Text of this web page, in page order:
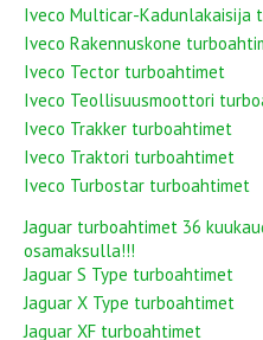
Iveco Multicar-Kadunlakaisija
Iveco Rakennuskone
Iveco Tector turboahtimet
Iveco Teollisuusmoottori
Iveco Trakker turboahtimet
Iveco Traktori turboahtimet
Iveco Turbostar turboahtimet
Jaguar turboahtimet 36
osamaksulla!!!
Jaguar S Type turboahtimet
Jaguar X Type turboahtimet
Jaguar XF turboahtimet